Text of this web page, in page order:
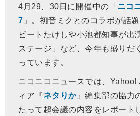
4月29、30日に開催中の「 ニコ
7 」。初音ミクとのコラボが話
ビートたけしや小池都知事が出
ステージ」など、今年も盛りだ
っています。
ニコニコニュースでは、
ィア『ネタりか』編集部の協力
たって超会議の内容をレポート